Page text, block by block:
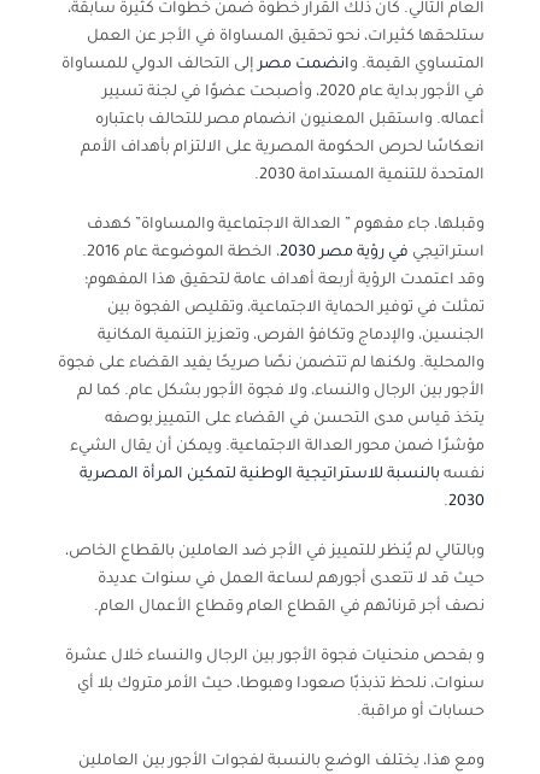
العام التالي. كان ذلك القرار خطوة ضمن خطوات كثيرة سابقة،
ستلحقها كثيرات، نحو تحقيق المساواة في الأجر عن العمل
المتساوي القيمة. وانضمت مصرإلى التحالف الدولي للمساواة
في الأجور بداية عام 2020، وأصبحت عضوًا في لجنة تسيير
أعماله. واستقبل المعنيون انضمام مصر للتحالف باعتباره
انعكاسًا لحرص الحكومة المصرية على الالتزام بأهداف الأمم
المتحدة للتنمية المستدامة 2030.
وقبلها، جاء مفهوم ” العدالة الاجتماعية والمساواة” كهدف
استراتيجي في رؤية مصر 2030
، الخطة الموضوعة عام 2016.
وقد اعتمدت الرؤية أربعة أهداف عامة لتحقيق هذا المفهوم؛
تمثلت في توفير الحماية الاجتماعية، وتقليص الفجوة بين
الجنسين، والإدماج وتكافؤ الفرص، وتعزيز التنمية المكانية
والمحلية. ولكنها لم تتضمن نصًا صريحًا يفيد القضاء على فجوة
الأجور بين الرجال والنساء، ولا فجوة الأجور بشكل عام. كما لم
يتخذ قياس مدى التحسن في القضاء على التمييز بوصفه
مؤشرًا ضمن محور العدالة الاجتماعية. ويمكن أن يقال الشيء
نفسه بالنسبة للاستراتيجية الوطنية لتمكين المرأة المصرية
2030
.
وبالتالي لم يُنظر للتمييز في الأجر ضد العاملين بالقطاع الخاص،
حيث قد لا تتعدى أجورهم لساعة العمل في سنوات عديدة
نصف أجر قرنائهم في القطاع العام وقطاع الأعمال العام.
و بفحص منحنيات فجوة الأجور بين الرجال والنساء خلال عشرة
سنوات، نلحظ تذبذبًا صعودا وهبوطا، حيث الأمر متروك بلا أي
حسابات أو مراقبة.
ومع هذا، يختلف الوضع بالنسبة لفجوات الأجور بين العاملين